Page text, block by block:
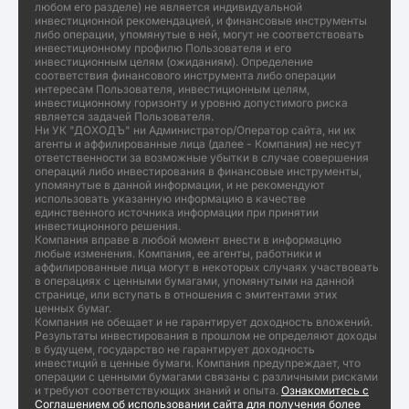
любом его разделе) не является индивидуальной
инвестиционной рекомендацией, и финансовые инструменты
либо операции, упомянутые в ней, могут не соответствовать
инвестиционному профилю Пользователя и его
инвестиционным целям (ожиданиям). Определение
соответствия финансового инструмента либо операции
интересам Пользователя, инвестиционным целям,
инвестиционному горизонту и уровню допустимого риска
является задачей Пользователя.
Ни УК "ДОХОДЪ" ни Администратор/Оператор сайта, ни их
агенты и аффилированные лица (далее - Компания) не несут
ответственности за возможные убытки в случае совершения
операций либо инвестирования в финансовые инструменты,
упомянутые в данной информации, и не рекомендуют
использовать указанную информацию в качестве
единственного источника информации при принятии
инвестиционного решения.
Компания вправе в любой момент внести в информацию
любые изменения. Компания, ее агенты, работники и
аффилированные лица могут в некоторых случаях участвовать
в операциях с ценными бумагами, упомянутыми на данной
странице, или вступать в отношения с эмитентами этих
ценных бумаг.
Компания не обещает и не гарантирует доходность вложений.
Результаты инвестирования в прошлом не определяют доходы
в будущем, государство не гарантирует доходность
инвестиций в ценные бумаги. Компания предупреждает, что
операции с ценными бумагами связаны с различными рисками
и требуют соответствующих знаний и опыта. Ознакомитесь с
Соглашением об использовании сайта для получения более